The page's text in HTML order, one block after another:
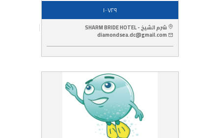
١٠٠٧٢٩
شرم الشيخ - SHARM BRIDE HOTEL
diamondsea.dc@gmail.com